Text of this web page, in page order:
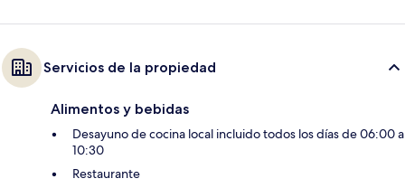
Servicios de la propiedad
Alimentos y bebidas
Desayuno de cocina local incluido todos los días de 06:00 a
10:30
Restaurante